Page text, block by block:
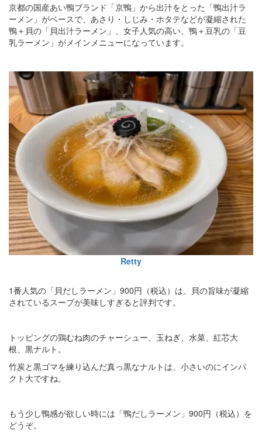
京都の国産あい鴨ブランド「京鴨」から出汁をとった「鴨出汁ラ
ーメン」がベースで、あさり・しじみ・ホタテなどが凝縮された
鴨＋貝の「貝出汁ラーメン」、女子人気の高い、鴨＋豆乳の「豆
乳ラーメン」がメインメニューになっています。
Retty
1番人気の「貝だしラーメン」900円（税込）は、貝の旨味が凝縮
されているスープが美味しすぎると評判です。
トッピングの鶏むね肉のチャーシュー、玉ねぎ、水菜、紅芯大
根、黒ナルト。
竹炭と黒ゴマを練り込んだ真っ黒なナルトは、小さいのにインパ
クト大ですね。
もう少し鴨感が欲しい時には「鴨だしラーメン」900円（税込）を
どうぞ。